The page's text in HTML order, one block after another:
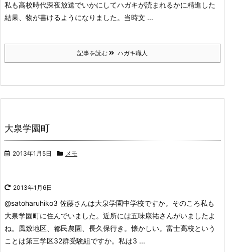
私も高校時代深夜放送でいかにしてハガキが読まれるかに精進した
結果、物が書けるようになりました。当時文 ...
記事を読む ハガキ職人
大泉学園町
2013年1月5日 メモ
2013年1月6日
@satoharuhiko3 佐藤さんは大泉学園中学校ですか。そのころ私も
大泉学園町に住んでいました。近所には五味康祐さんがいましたよ
ね。風致地区、都民農園、長久保行き。懐かしい。富士高校という
ことは第三学区32群受験組ですか。私は3 ...